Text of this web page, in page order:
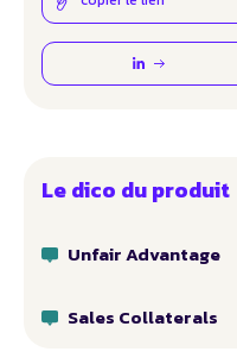
Le dico du produit
Unfair Advantage
Sales Collaterals